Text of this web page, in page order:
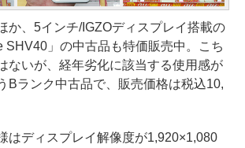
、5インチ/IGZOディスプレイ搭載の
SHV40」の中古品も特価販売中。こち
ないが、経年劣化に該当する使用感が
Bランク中古品で、販売価格は税込10,
はディスプレイ解像度が1,920×1,080